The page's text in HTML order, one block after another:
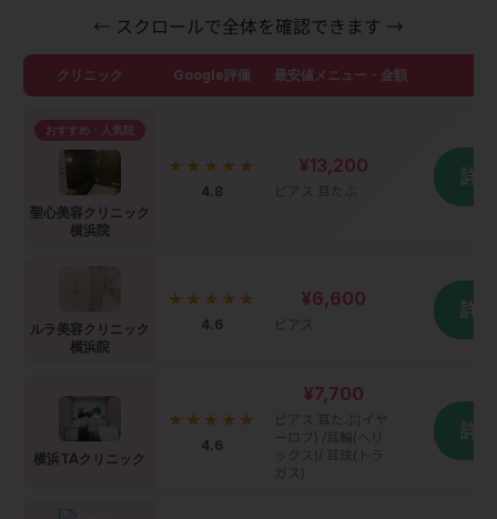
← スクロールで全体を確認できます →
クリニック Google評価 最安値メニュー・金額
おすすめ・人気院
聖心美容クリニック
横浜院
★★★★★
4.8
¥13,200
ピアス 耳たぶ
詳
ルラ美容クリニック
横浜院
★★★★★
4.6
¥6,600
ピアス
詳
横浜TAクリニック
★★★★★
4.6
¥7,700
ピアス 耳たぶ(イヤ
ーロブ) /耳輪(ヘリ
ックス)/ 耳珠(トラ
ガス)
詳